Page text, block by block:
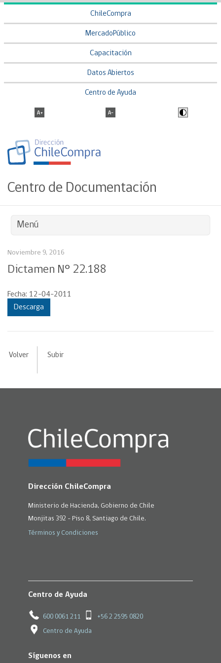
ChileCompra
MercadoPúblico
Capacitación
Datos Abiertos
Centro de Ayuda
Centro de Documentación
Menú
Noviembre 9, 2016
Dictamen N° 22.188
Fecha: 12-04-2011
Descarga
Volver Subir
Dirección ChileCompra
Ministerio de Hacienda, Gobierno de Chile
Monjitas 392 - Piso 8, Santiago de Chile.
Términos y Condiciones
Centro de Ayuda
600 0061 211 +56 2 2595 0820
Centro de Ayuda
Síguenos en